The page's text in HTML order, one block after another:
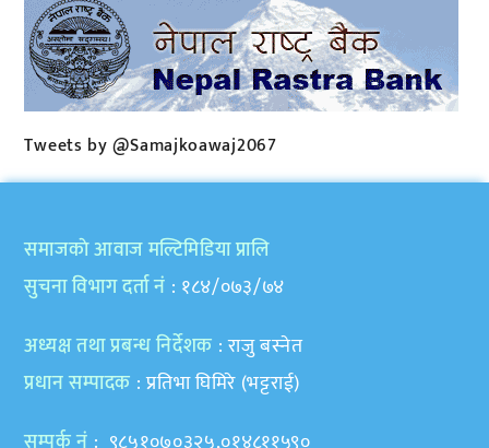
Tweets by @Samajkoawaj2067
समाजकाे आवाज मल्टिमिडिया प्रालि
सुचना विभाग दर्ता नं : १८४/०७३/७४
अध्यक्ष तथा प्रबन्ध निर्देशक : राजु बस्नेत
प्रधान सम्पादक : प्रतिभा घिमिरे (भट्टराई)